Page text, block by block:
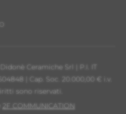
Ceramiche Srl | P.I. IT
| Cap. Soc. 20.000,00 € i.v.
sono riservati.
2F COMMUNICATION